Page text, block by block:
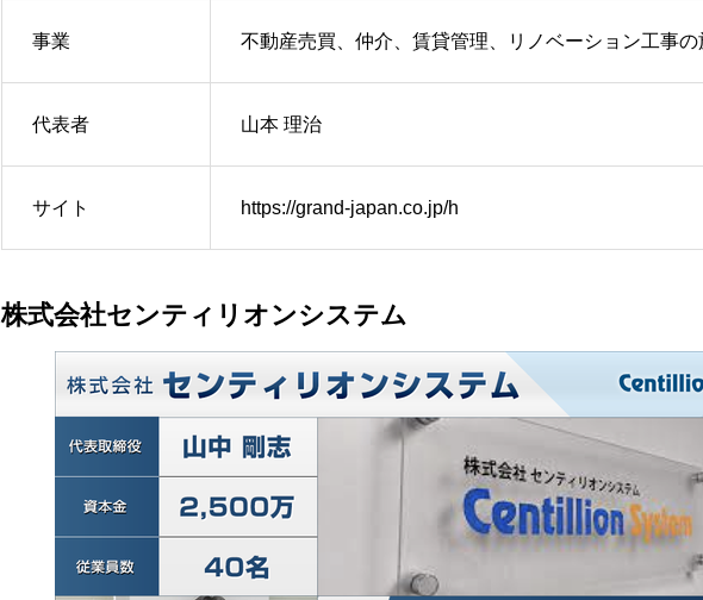
事業 不動産売買、仲介、賃貸管理、リノベーション工事の
代表者 山本 理治
サイト https://grand-japan.co.jp/h
株式会社センティリオンシステム